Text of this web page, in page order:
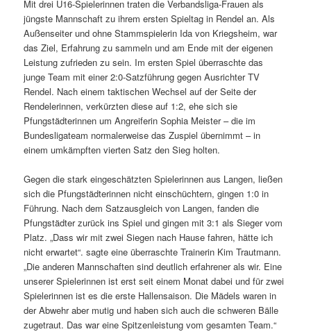
Mit drei U16-Spielerinnen traten die Verbandsliga-Frauen als
jüngste Mannschaft zu ihrem ersten Spieltag in Rendel an. Als
Außenseiter und ohne Stammspielerin Ida von Kriegsheim, war
das Ziel, Erfahrung zu sammeln und am Ende mit der eigenen
Leistung zufrieden zu sein. Im ersten Spiel überraschte das
junge Team mit einer 2:0-Satzführung gegen Ausrichter TV
Rendel. Nach einem taktischen Wechsel auf der Seite der
Rendelerinnen, verkürzten diese auf 1:2, ehe sich sie
Pfungstädterinnen um Angreiferin Sophia Meister – die im
Bundesligateam normalerweise das Zuspiel übernimmt – in
einem umkämpften vierten Satz den Sieg holten.
Gegen die stark eingeschätzten Spielerinnen aus Langen, ließen
sich die Pfungstädterinnen nicht einschüchtern, gingen 1:0 in
Führung. Nach dem Satzausgleich von Langen, fanden die
Pfungstädter zurück ins Spiel und gingen mit 3:1 als Sieger vom
Platz. „Dass wir mit zwei Siegen nach Hause fahren, hätte ich
nicht erwartet“. sagte eine überraschte Trainerin Kim Trautmann.
„Die anderen Mannschaften sind deutlich erfahrener als wir. Eine
unserer Spielerinnen ist erst seit einem Monat dabei und für zwei
Spielerinnen ist es die erste Hallensaison. Die Mädels waren in
der Abwehr aber mutig und haben sich auch die schweren Bälle
zugetraut. Das war eine Spitzenleistung vom gesamten Team.“